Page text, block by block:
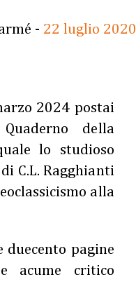
- 22 luglio 2020
2024 postai
della
lo studioso
C.L. Ragghianti
alla
duecento pagine
acume critico